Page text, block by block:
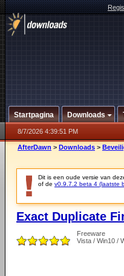
Startpagina Downloads
8/7/2026 4:39:51 PM
AfterDawn > Downloads >
Dit is een oude versie van
of de v0.9.7.2 beta 4 (laatste
Exact Duplicate
Freeware
Vista / Win10 /